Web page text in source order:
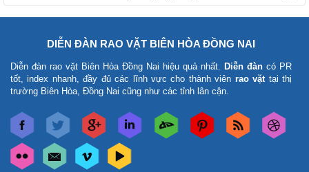
DIỄN ĐÀN RAO VẶT BIÊN HÒA ĐỒNG NAI
Diễn đàn rao vặt Biên Hòa Đồng Nai hiệu quả nhất. Diễn đàn có PR
tốt, index nhanh, đầy đủ các lĩnh vực cho thành viên rao vặt tại thị
trường Biên Hòa, Đồng Nai cũng như các tỉnh lân cận.